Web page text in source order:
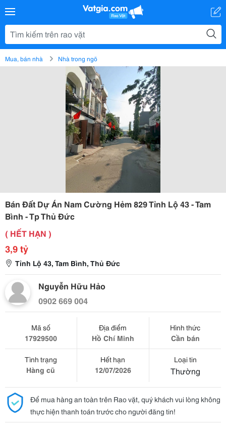
Mua, bán nhà Nhà trong ngõ
Bán Đất Dự Án Nam Cường Hẻm 829 Tỉnh Lộ 43 - Tam
Bình - Tp Thủ Đức
( HẾT HẠN )
3,9 tỷ
Tỉnh Lộ 43, Tam Bình, Thủ Đức
Nguyễn Hữu Hảo
0902 669 004
Mã số
17929500
Địa điểm
Hồ Chí Minh
Hình thức
Cần bán
Tình trạng
Hàng cũ
Hết hạn
12/07/2026
Loại tin
Thường
Để mua hàng an toàn trên Rao vặt, quý khách vui lòng không
thực hiện thanh toán trước cho người đăng tin!